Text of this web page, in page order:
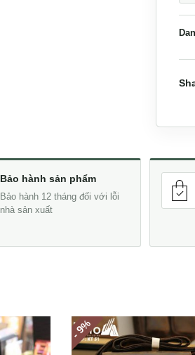
Bảo hành sản phẩm
Bảo hành 12 tháng đối với lỗi
nhà sản xuất
- 9
%